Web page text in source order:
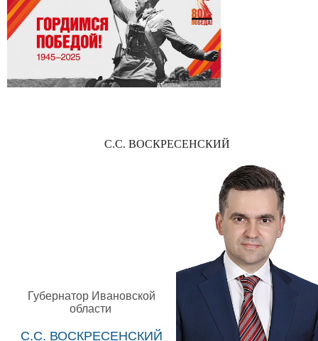
С.С. ВОСКРЕСЕНСКИЙ
Губернатор Ивановской
области
С.С. ВОСКРЕСЕНСКИЙ